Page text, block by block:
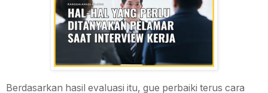
Berdasarkan hasil evaluasi itu, gue perbaiki terus cara